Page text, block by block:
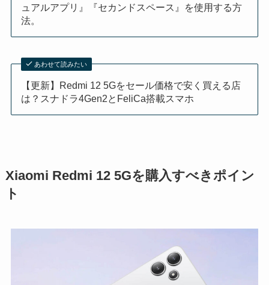
ュアルアプリ』『セカンドスペース』を使用する方
法。
あわせて読みたい
【更新】Redmi 12 5Gをセール価格で安く買える店
は？スナドラ4Gen2とFeliCa搭載スマホ
Xiaomi Redmi 12 5Gを購入すべきポイン
ト